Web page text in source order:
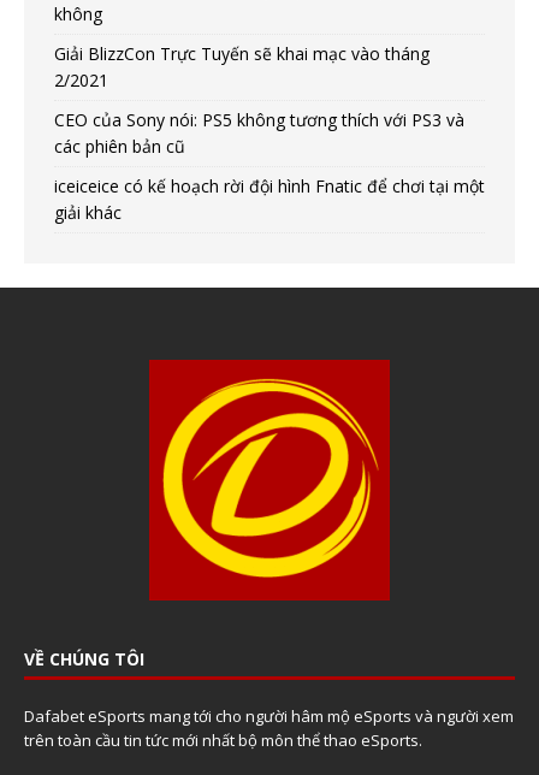
không
Giải BlizzCon Trực Tuyến sẽ khai mạc vào tháng
2/2021
CEO của Sony nói: PS5 không tương thích với PS3 và
các phiên bản cũ
iceiceice có kế hoạch rời đội hình Fnatic để chơi tại một
giải khác
VỀ CHÚNG TÔI
Dafabet eSports mang tới cho người hâm mộ eSports và người xem
trên toàn cầu tin tức mới nhất bộ môn thể thao eSports.